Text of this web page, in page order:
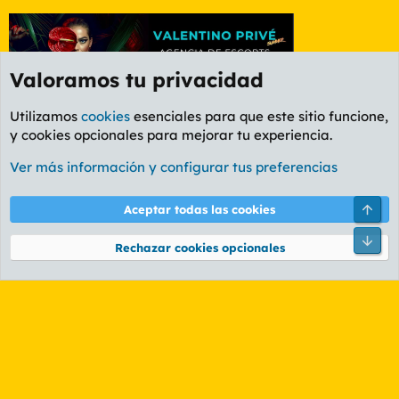
Foro Rapiñas
Cookies
PL OLDSTYLE AMARILLO
Términos y reglas Política de privacidad Ayuda
Community platform by XenForo® © 2010-2026 XenForo Ltd.
Valoramos tu privacidad
Utilizamos cookies esenciales para que este sitio funcione,
y cookies opcionales para mejorar tu experiencia.
Ver más información y configurar tus preferencias
Aceptar todas las cookies
Rechazar cookies opcionales
Pie